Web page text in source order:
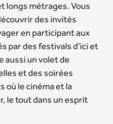
longs métrages. Vous
des invités
en participant aux
par des festivals d’ici et
aussi un volet de
et des soirées
où le cinéma et la
le tout dans un esprit